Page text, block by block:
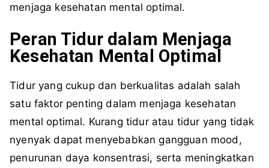
menjaga kesehatan mental optimal.
Peran Tidur dalam Menjaga
Kesehatan Mental Optimal
Tidur yang cukup dan berkualitas adalah salah
satu faktor penting dalam menjaga kesehatan
mental optimal. Kurang tidur atau tidur yang tidak
nyenyak dapat menyebabkan gangguan mood,
penurunan daya konsentrasi, serta meningkatkan